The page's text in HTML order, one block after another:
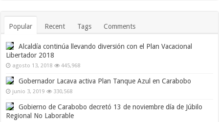
Popular Recent Tags Comments
Alcaldía continúa llevando diversión con el Plan Vacacional
Libertador 2018
agosto 13, 2018 445,968
Gobernador Lacava activa Plan Tanque Azul en Carabobo
junio 3, 2019 330,568
Gobierno de Carabobo decretó 13 de noviembre día de Júbilo
Regional No Laborable